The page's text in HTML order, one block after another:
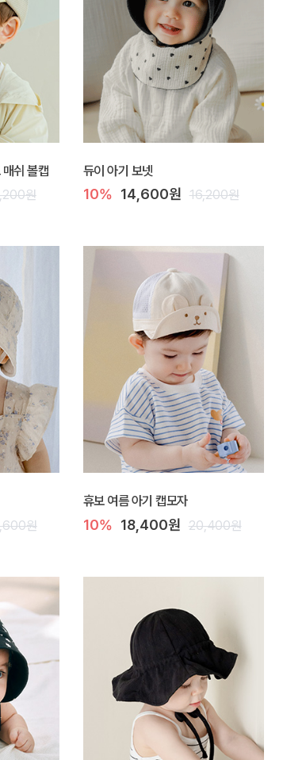
쉬 볼캡
원
듀이 아기 보넷
10% 14,600원 16,200원
원
휴보 여름 아기 캡모자
10% 18,400원 20,400원